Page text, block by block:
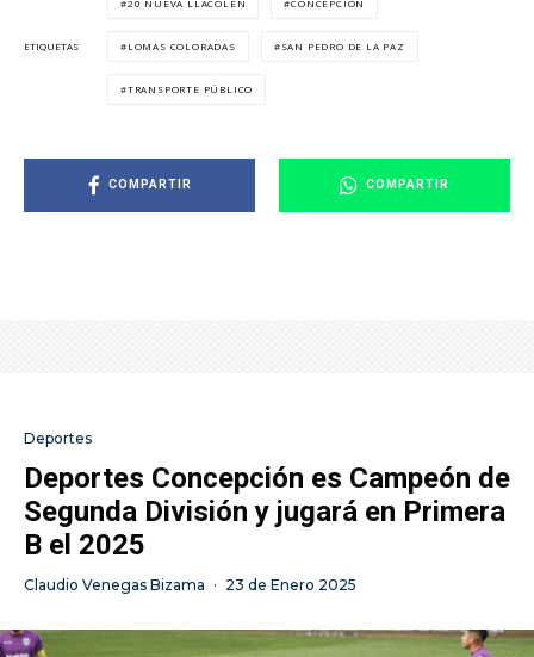
ETIQUETAS
20 NUEVA LLACOLÉN CONCEPCIÓN
LOMAS COLORADAS SAN PEDRO DE LA PAZ
TRANSPORTE PÚBLICO
COMPARTIR COMPARTIR
Deportes
Deportes Concepción es Campeón de
Segunda División y jugará en Primera
B el 2025
Claudio Venegas Bizama · 23 de Enero 2025